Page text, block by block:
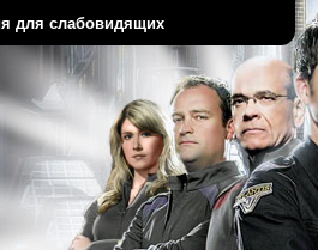
для слабовидящих